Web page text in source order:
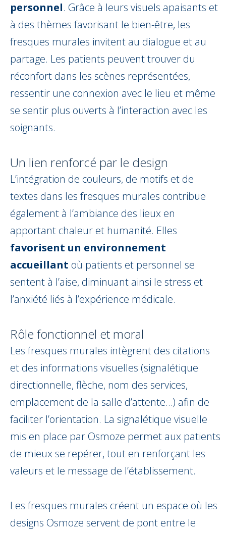
personnel. Grâce à leurs visuels apaisants et
à des thèmes favorisant le bien-être, les
fresques murales invitent au dialogue et au
partage. Les patients peuvent trouver du
réconfort dans les scènes représentées,
ressentir une connexion avec le lieu et même
se sentir plus ouverts à l’interaction avec les
soignants.
Un lien renforcé par le design
L’intégration de couleurs, de motifs et de
textes dans les fresques murales contribue
également à l’ambiance des lieux en
apportant chaleur et humanité. Elles
favorisent un environnement
accueillant où patients et personnel se
sentent à l’aise, diminuant ainsi le stress et
l’anxiété liés à l’expérience médicale.
Rôle fonctionnel et moral
Les fresques murales intègrent des citations
et des informations visuelles (signalétique
directionnelle, flèche, nom des services,
emplacement de la salle d’attente…) afin de
faciliter l’orientation. La signalétique visuelle
mis en place par Osmoze permet aux patients
de mieux se repérer, tout en renforçant les
valeurs et le message de l’établissement.
Les fresques murales créent un espace où les
designs Osmoze servent de pont entre le